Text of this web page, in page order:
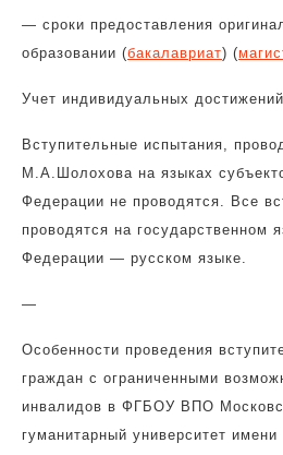
— сроки предоставления
образовании (бакалавриат) (
Учет индивидуальных
Вступительные испытания,
М.А.Шолохова на языках
Федерации не проводятся. Все
проводятся на государственном
Федерации — русском языке.
—
Особенности проведения
граждан с ограниченными
инвалидов в ФГБОУ ВПО
гуманитарный университет